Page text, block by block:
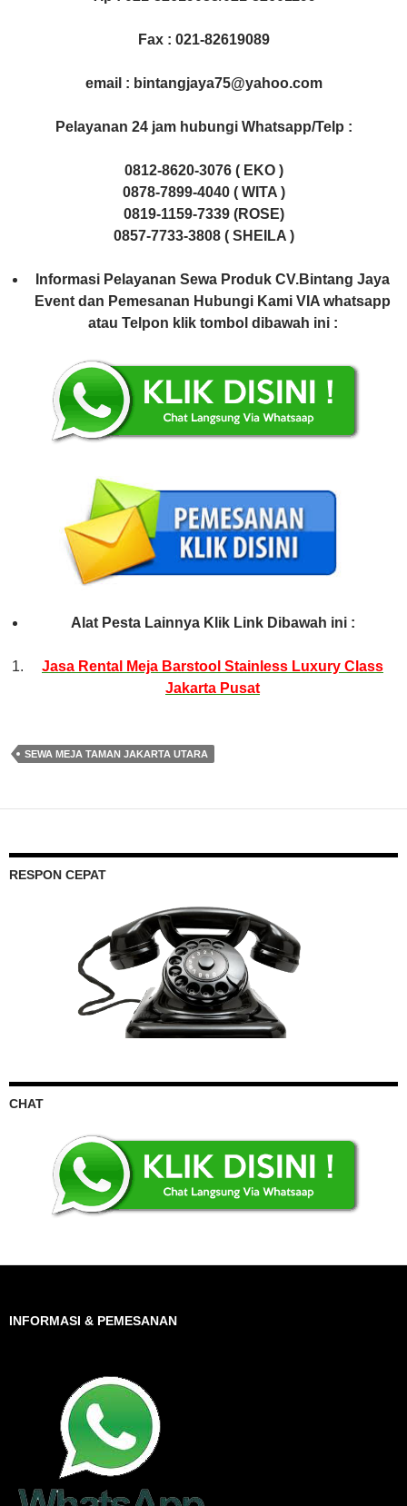
Fax : 021-82619089
email : bintangjaya75@yahoo.com
Pelayanan 24 jam hubungi Whatsapp/Telp :
0812-8620-3076 ( EKO )
0878-7899-4040 ( WITA )
0819-1159-7339 (ROSE)
0857-7733-3808 ( SHEILA )
Informasi Pelayanan Sewa Produk CV.Bintang Jaya
Event dan Pemesanan Hubungi Kami VIA whatsapp
atau Telpon klik tombol dibawah ini :
Alat Pesta Lainnya Klik Link Dibawah ini :
Jasa Rental Meja Barstool Stainless Luxury Class
Jakarta Pusat
SEWA MEJA TAMAN JAKARTA UTARA
RESPON CEPAT
CHAT
INFORMASI & PEMESANAN